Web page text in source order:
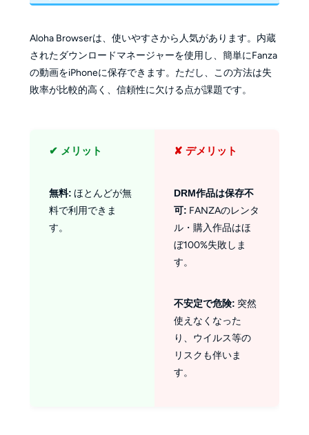
Aloha Browserは、使いやすさから人気があります。内蔵
されたダウンロードマネージャーを使用し、簡単にFanza
の動画をiPhoneに保存できます。ただし、この方法は失
敗率が比較的高く、信頼性に欠ける点が課題です。
✔ メリット
無料: ほとんどが無
料で利用できま
す。
✘ デメリット
DRM作品は保存不
可: FANZAのレンタ
ル・購入作品はほ
ぼ100%失敗しま
す。
不安定で危険: 突然
使えなくなった
り、ウイルス等の
リスクも伴いま
す。